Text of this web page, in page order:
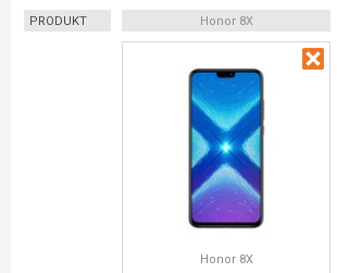
PRODUKT Honor 8X
Honor 8X